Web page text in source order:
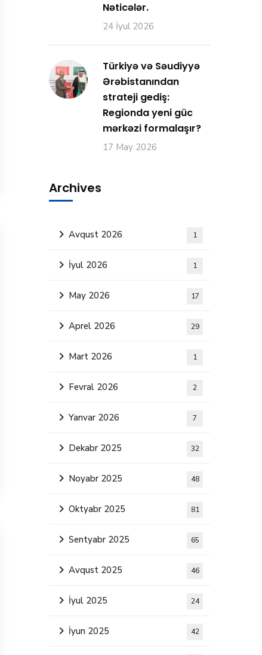
Nəticələr.
24 İyul 2026
Türkiyə və Səudiyyə
Ərəbistanından
strateji gediş:
Regionda yeni güc
mərkəzi formalaşır?
17 May 2026
Archives
Avqust 2026 1
İyul 2026 1
May 2026 17
Aprel 2026 29
Mart 2026 1
Fevral 2026 2
Yanvar 2026 7
Dekabr 2025 32
Noyabr 2025 48
Oktyabr 2025 81
Sentyabr 2025 65
Avqust 2025 46
İyul 2025 24
İyun 2025 42